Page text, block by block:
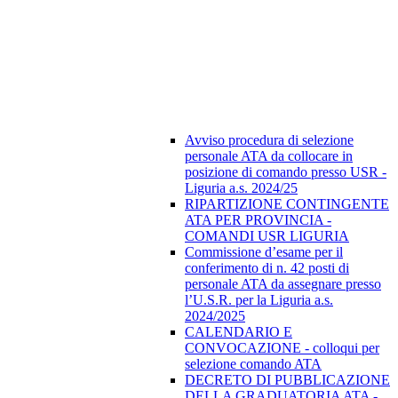
Avviso procedura di selezione
personale ATA da collocare in
posizione di comando presso USR -
Liguria a.s. 2024/25
RIPARTIZIONE CONTINGENTE
ATA PER PROVINCIA -
COMANDI USR LIGURIA
Commissione d’esame per il
conferimento di n. 42 posti di
personale ATA da assegnare presso
l’U.S.R. per la Liguria a.s.
2024/2025
CALENDARIO E
CONVOCAZIONE - colloqui per
selezione comando ATA
DECRETO DI PUBBLICAZIONE